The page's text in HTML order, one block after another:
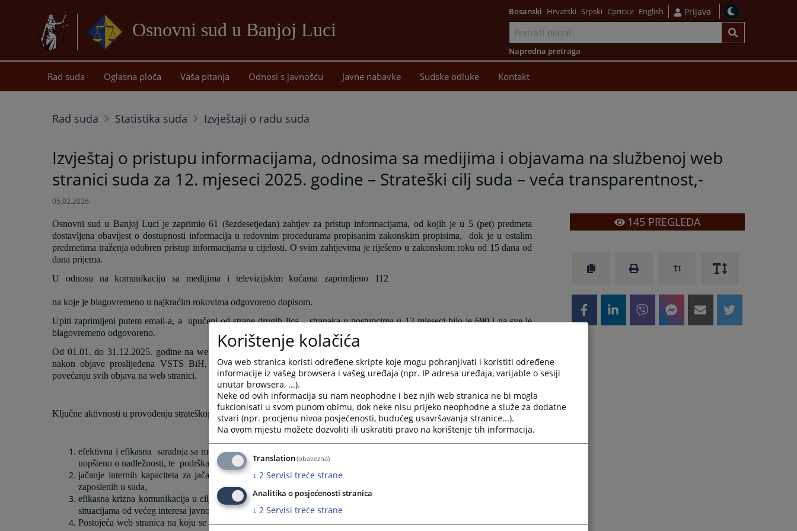
Osnovni sud u Banjoj Luci
sadržaj
Bosanski Hrvatski Srpski Српски English Prijava
Napredna pretraga
Rad suda Oglasna ploča Vaša pitanja Odnosi s javnošću Javne nabavke Sudske odluke Kontakt
Rad suda Statistika suda Izvještaji o radu suda
Izvještaj o pristupu informacijama, odnosima sa medijima i objavama na službenoj web
stranici suda za 12. mjeseci 2025. godine – Strateški cilj suda – veća transparentnost,-
05.02.2026.
Osnovni sud u Banjoj Luci je zaprimio 61 (šezdesetjedan) zahtjev za pristup informacijama, od kojih je u 5 (pet) predmeta
dostavljena obavijest o dostupnosti informacija u redovnim procedurama propisanim zakonskim propisima, dok je u ostalim
predmetima traženja odobren pristup informacijama u cijelosti. O svim zahtjevima je riješeno u zakonskom roku od 15 dana od
dana prijema.
U odnosu na komunikaciju sa medijima i televizijskim kućama zaprimljeno 112
na koje je blagovremeno u najkraćim rokovima odgovoreno dopisom.
Upiti zaprimljeni putem email-a, a upućeni od strane drugih lica – stranaka u postupcima u 12 mjeseci bilo je 690 i na sve je
blagovremeno odgovoreno.
Od 01.01. do 31.12.2025. godine na web sajtu suda objavljeno je ukupno 120 objava, od čega je 21 sudska odluka, koja je
nakon objave proslijeđena VSTS BiH, Centru sa sudsku dokumentaciju na dalje postupanje, dakle, vidljiv je pomak u
povećanju svih objava na web stranici.
Ključne aktivnosti u provođenju strateškog cilja u jačanju i veće transparentnosti su
efektivna i efikasna saradnja sa medijima u cilju informisanja javnosti o predmetima koji su u nadležnosti suda, kao i
uopšteno o nadležnosti, te podrška edukaciji medija i novinara iz oblasti predmeta sudske nadležnosti i rada suda,
jačanje internih kapaciteta za jačanje imidža institucije i provođenje dobrih praksi odnosa s javnošću od strane svih
zaposlenih u suda,
efikasna krizna komunikacija u cilju pravovremenog informisanja svih grupa javnosti o postupanju suda u konkretnim
situacijama od većeg interesa javnosti,
Postojeća web stranica na koju se postavljaju najvažnija saopštenja iz suda i koja je dobar izvor informacija za medije i
145PREGLEDA
Korištenje kolačića
Ova web stranica koristi određene skripte koje mogu pohranjivati i koristiti određene
informacije iz vašeg browsera i vašeg uređaja (npr. IP adresa uređaja, varijable o sesiji
unutar browsera, ...).
Neke od ovih informacija su nam neophodne i bez njih web stranica ne bi mogla
fukcionisati u svom punom obimu, dok neke nisu prijeko neophodne a služe za dodatne
stvari (npr. procjenu nivoa posjećenosti, budućeg usavršavanja stranice...).
Na ovom mjestu možete dozvoliti ili uskratiti pravo na korištenje tih informacija.
Translation(obavezna)
↓ 2 Servisi treće strane
Analitika o posjećenosti stranica
↓ 2 Servisi treće strane